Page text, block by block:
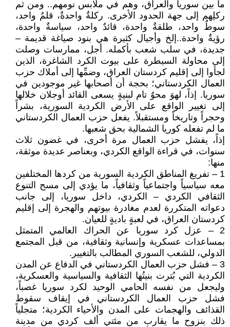
ما بين سوريا والعراق، وهم في ملابس نومهم.. ومن ثم
ركلِهم إلى جهة الحدود الأخرى. ركلةٌ واحدةٌ، قلمٌ واحد،
سوطٌ واحد، طلقةٌ واحدة، قائدٌ واحد، سياسةٌ واحدة،
رؤيةٌ واحدة..إلخ وأجيال كثيرة هي بنود صياغة قديمة –
جديدة، في سلب شعب بأكمله. أجل، ممارسات وصلت
إلى محاولة السيطرة على بيوت الكرد الشاغرة، الذين
لجأوا إلى إقليم كردستان العراق، وضمِّها إلى أملاك حزب
العمال الكردستاني؛ بحجة أن أصحابها غير موجودين في
سوريا. إذاً، لهوَ محوٌ تام لبنيةٍ يسعى القائد أوجلان خلالها
إلى تغيير الواقع على الأرض الكردية السورية، بشراً
وحجراً وتاريخاً ومستقبلاً. يفعل حزب العمال الكردستاني
ما لم تفعله كوريا الشمالية بحق شعبها.
إذاً، يفشل حزب العمال مرة أخرى، في غضون ثلاث
سنوات، في قراءة الواقع الكردي، وبعناصر عديدة موثقة،
منها:
1 – تفريغ المناطق الكردية السورية من كردها المختلفين
معه سياسياً واجتماعياً وثقافياً، ما يؤدي إلى مسح التنوع
الثقافي الكردي – الكردي، داخل سوريا، إلى جانب
دعواته المتكررة لعدم مغادرة بيوتهم والهجرة إلى إقليم
كردستان العراق، في لعبةٍ باديةٍ للعيان.
2 – عزل كرد سوريا عن الحراك العالمي المتمثل
بمساعدات عسكرية وإنسانية وثقافية، من قبل المجتمع
الدولي، للشعب السوري المطالب بالتغيير.
3 – فشل حزب العمال الكردستاني في الدفاع عن المدن
الكردية التي بُترت بنيتُها الثقافية والسياسية والعسكرية،
وليجعل من نفسه الحامي الوحيد لكرد سوريا غصباً،
فشل حزب العمال الكردستاني في إيقاف سقوط
القذائف والهجمات على المدن والأحياء الكردية؛ متجلياً
ذلك بنزوح ما يقارب من مئتي ألف كردي من مدينة